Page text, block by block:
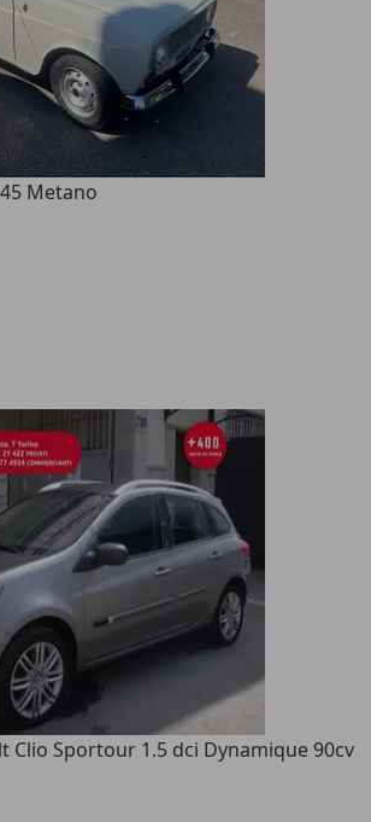
Metano
Clio Sportour 1.5 dci Dynamique 90cv